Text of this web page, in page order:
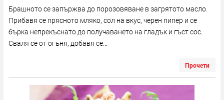
Брашното се запържва до порозовяване в загрятото масло.
Прибавя се прясното мляко, сол на вкус, черен пипер и се
бърка непрекъснато до получаването на гладък и гъст сос.
Сваля се от огъня, добавя се...
Прочети